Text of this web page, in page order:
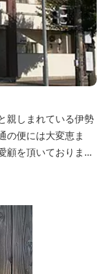
親しまれている伊勢
の便には大変恵ま
顧を頂いておりま